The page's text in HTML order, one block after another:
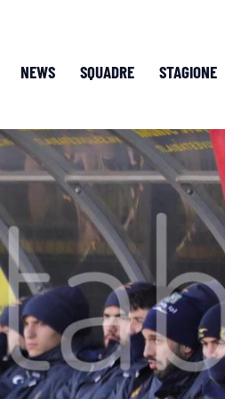
NEWS SQUADRE STAGIONE